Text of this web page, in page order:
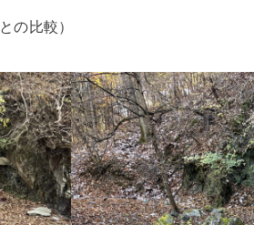
との比較）